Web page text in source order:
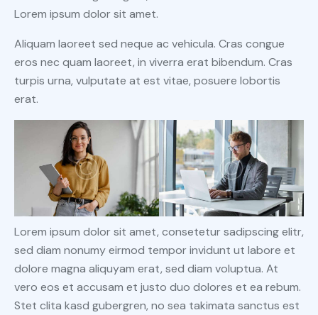
Lorem ipsum dolor sit amet.
Aliquam laoreet sed neque ac vehicula. Cras congue
eros nec quam laoreet, in viverra erat bibendum. Cras
turpis urna, vulputate at est vitae, posuere lobortis
erat.
Lorem ipsum dolor sit amet, consetetur sadipscing elitr,
sed diam nonumy eirmod tempor invidunt ut labore et
dolore magna aliquyam erat, sed diam voluptua. At
vero eos et accusam et justo duo dolores et ea rebum.
Stet clita kasd gubergren, no sea takimata sanctus est